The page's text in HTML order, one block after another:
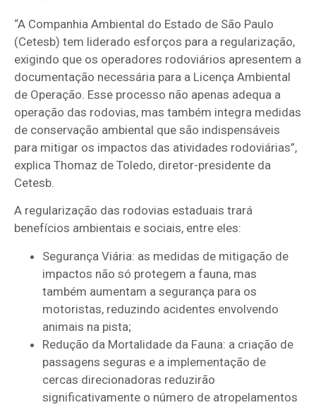
“A Companhia Ambiental do Estado de São Paulo
(Cetesb) tem liderado esforços para a regularização,
exigindo que os operadores rodoviários apresentem a
documentação necessária para a Licença Ambiental
de Operação. Esse processo não apenas adequa a
operação das rodovias, mas também integra medidas
de conservação ambiental que são indispensáveis
para mitigar os impactos das atividades rodoviárias”,
explica Thomaz de Toledo, diretor-presidente da
Cetesb.
A regularização das rodovias estaduais trará
benefícios ambientais e sociais, entre eles:
Segurança Viária: as medidas de mitigação de
impactos não só protegem a fauna, mas
também aumentam a segurança para os
motoristas, reduzindo acidentes envolvendo
animais na pista;
Redução da Mortalidade da Fauna: a criação de
passagens seguras e a implementação de
cercas direcionadoras reduzirão
significativamente o número de atropelamentos